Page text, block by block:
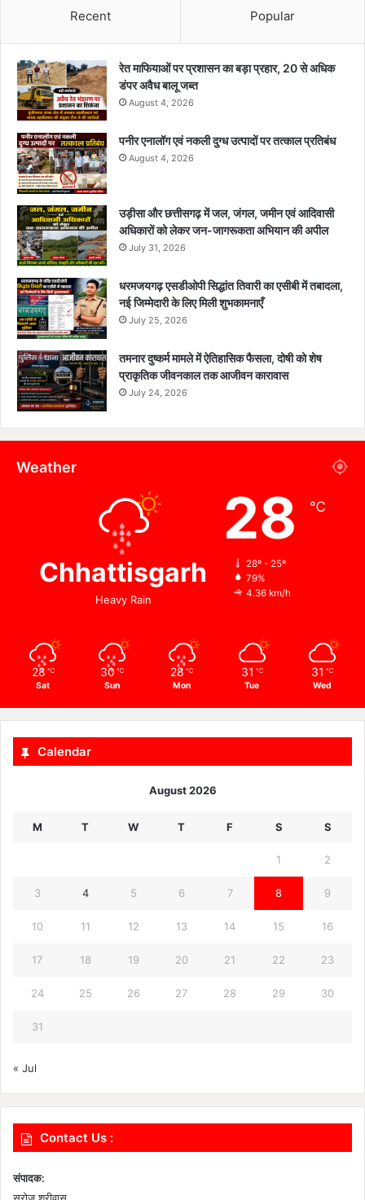
Recent Popular
रेत माफियाओं पर प्रशासन का बड़ा प्रहार, 20 से अधिक
डंपर अवैध बालू जब्त
August 4, 2026
पनीर एनालॉग एवं नकली दुग्ध उत्पादों पर तत्काल प्रतिबंध
August 4, 2026
उड़ीसा और छत्तीसगढ़ में जल, जंगल, जमीन एवं आदिवासी
अधिकारों को लेकर जन-जागरूकता अभियान की अपील
July 31, 2026
धरमजयगढ़ एसडीओपी सिद्धांत तिवारी का एसीबी में तबादला,
नई जिम्मेदारी के लिए मिली शुभकामनाएँ
July 25, 2026
तमनार दुष्कर्म मामले में ऐतिहासिक फैसला, दोषी को शेष
प्राकृतिक जीवनकाल तक आजीवन कारावास
July 24, 2026
Weather
Chhattisgarh
Heavy Rain
28 ℃
28º - 25º
79%
4.36 km/h
28 ℃
Sat
30 ℃
Sun
28 ℃
Mon
31 ℃
Tue
31 ℃
Wed
Calendar
August 2026
M T W T F S S
1 2
3 4 5 6 7 8 9
10 11 12 13 14 15 16
17 18 19 20 21 22 23
24 25 26 27 28 29 30
31
« Jul
Contact Us :
संपादक:
सरोज श्रीवास .